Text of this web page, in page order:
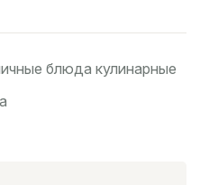
блюда кулинарные